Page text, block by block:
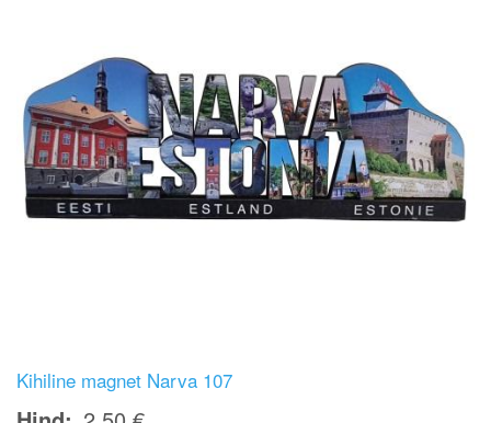
Kihiline magnet Narva 107